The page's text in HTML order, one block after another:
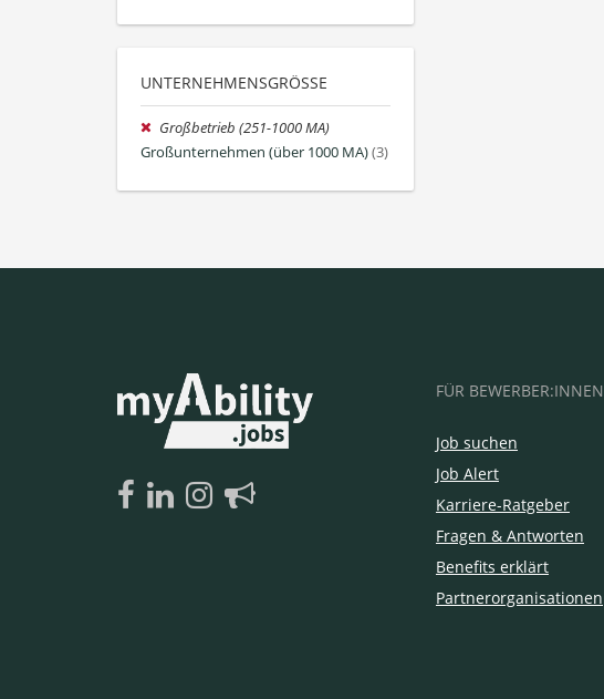
UNTERNEHMENSGRÖSSE
Großbetrieb (251-1000 MA)
Großunternehmen (über 1000 MA)(3)
FÜR BEWERBER:INNEN
Job suchen
Job Alert
Karriere-Ratgeber
Fragen & Antworten
Benefits erklärt
Partnerorganisationen